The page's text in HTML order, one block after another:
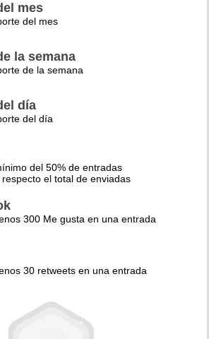
mes
del mes
la semana
de la semana
día
del día
del 50% de entradas
el total de enviadas
300 Me gusta en una entrada
30 retweets en una entrada